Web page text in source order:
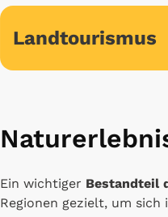
Landtourismus
Ein wichtiger Bestandteil
Regionen gezielt, um sich